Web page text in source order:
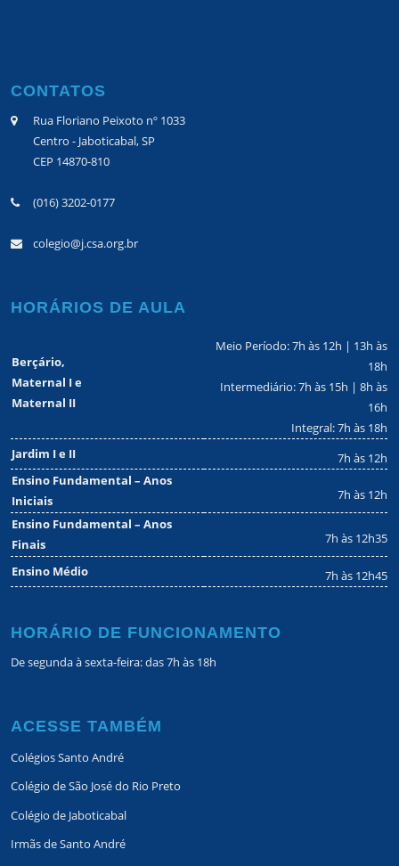
CONTATOS
Rua Floriano Peixoto nº 1033
Centro - Jaboticabal, SP
CEP 14870-810
(016) 3202-0177
colegio@j.csa.org.br
HORÁRIOS DE AULA
Berçário,
Maternal I e
Maternal II
Meio Período: 7h às 12h | 13h às
18h
Intermediário: 7h às 15h | 8h às
16h
Integral: 7h às 18h
Jardim I e II
7h às 12h
Ensino Fundamental – Anos
Iniciais
7h às 12h
Ensino Fundamental – Anos
Finais
7h às 12h35
Ensino Médio 7h às 12h45
HORÁRIO DE FUNCIONAMENTO
De segunda à sexta-feira: das 7h às 18h
ACESSE TAMBÉM
Colégios Santo André
Colégio de São José do Rio Preto
Colégio de Jaboticabal
Irmãs de Santo André